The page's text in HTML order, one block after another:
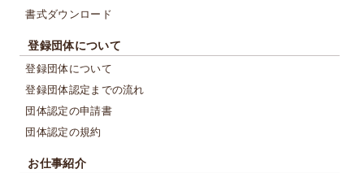
書式ダウンロード
登録団体について
登録団体について
登録団体認定までの流れ
団体認定の申請書
団体認定の規約
お仕事紹介